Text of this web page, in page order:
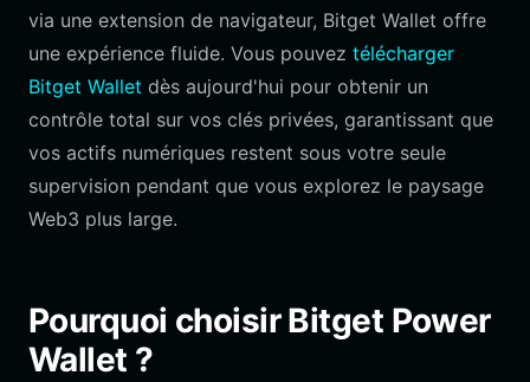
via une extension de navigateur, Bitget Wallet offre
une expérience fluide. Vous pouvez télécharger
Bitget Wallet dès aujourd'hui pour obtenir un
contrôle total sur vos clés privées, garantissant que
vos actifs numériques restent sous votre seule
supervision pendant que vous explorez le paysage
Web3 plus large.
Pourquoi choisir Bitget Power
Wallet ?